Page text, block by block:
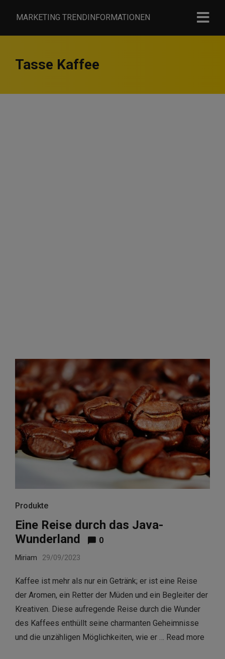
MARKETING TRENDINFORMATIONEN
Tasse Kaffee
Produkte
Eine Reise durch das Java-
Wunderland
0
Miriam 29/09/2023
Kaffee ist mehr als nur ein Getränk; er ist eine Reise
der Aromen, ein Retter der Müden und ein Begleiter der
Kreativen. Diese aufregende Reise durch die Wunder
des Kaffees enthüllt seine charmanten Geheimnisse
und die unzähligen Möglichkeiten, wie er … Read more